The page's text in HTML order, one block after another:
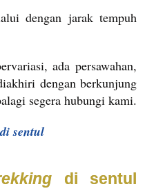
dengan jarak tempuh
ada persawahan,
dengan berkunjung
segera hubungi kami.
sentul
di sentul